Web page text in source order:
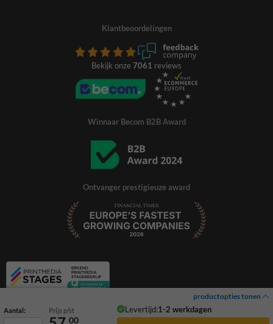
productopties tonen
Aantal: Prijs p/st Levertijd:1-2 werkdagen
00
Klantbeoordelingen
Bekijk onze 7061 reviews
Winnaar Becom B2B Award
Ontvanger prestigieuze award